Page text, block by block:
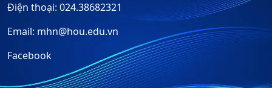
Điện thoại: 024.38682321
Email: mhn@hou.edu.vn
Facebook